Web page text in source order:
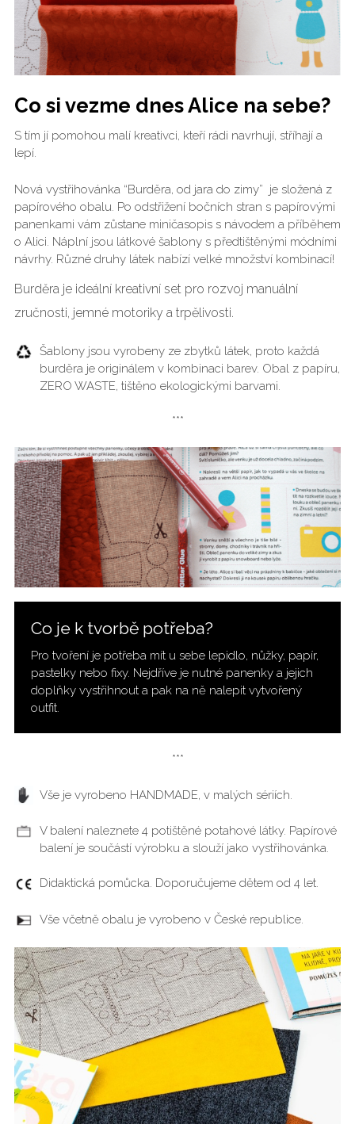
Co si vezme dnes Alice na sebe?
S tím jí pomohou malí kreativci, kteří rádi navrhují, stříhají a
lepí.
Nová vystřihovánka “Burděra, od jara do zimy” je složená z
papírového obalu. Po odstřižení bočních stran s papírovými
panenkami vám zůstane miničasopis s návodem a příběhem
o Alici. Náplní jsou látkové šablony s předtištěnými módními
návrhy. Různé druhy látek nabízí velké množství kombinací!
Burděra je ideální kreativní set pro rozvoj manuální
zručnosti, jemné motoriky a trpělivosti.
Šablony jsou vyrobeny ze zbytků látek, proto každá
burděra je originálem v kombinaci barev. Obal z papíru,
ZERO WASTE, tištěno ekologickými barvami.
***
Co je k tvorbě potřeba?
Pro tvoření je potřeba mít u sebe lepidlo, nůžky, papír,
pastelky nebo fixy. Nejdříve je nutné panenky a jejich
doplňky vystřihnout a pak na ně nalepit vytvořený
outfit.
***
Vše je vyrobeno HANDMADE, v malých sériích.
V balení naleznete 4 potištěné potahové látky. Papírové
balení je součástí výrobku a slouží jako vystřihovánka.
Didaktická pomůcka. Doporučujeme dětem od 4 let.
Vše včetně obalu je vyrobeno v České republice.